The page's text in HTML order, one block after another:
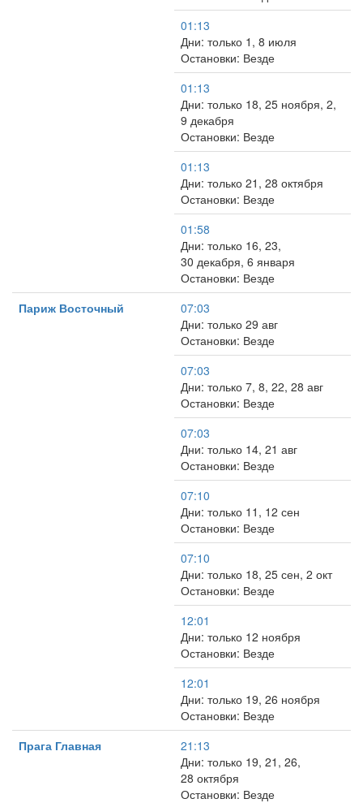
01:13
Дни: только 1, 8 июля
Остановки: Везде
01:13
Дни: только 18, 25 ноября, 2,
9 декабря
Остановки: Везде
01:13
Дни: только 21, 28 октября
Остановки: Везде
01:58
Дни: только 16, 23,
30 декабря, 6 января
Остановки: Везде
Париж Восточный
07:03
Дни: только 29 авг
Остановки: Везде
07:03
Дни: только 7, 8, 22, 28 авг
Остановки: Везде
07:03
Дни: только 14, 21 авг
Остановки: Везде
07:10
Дни: только 11, 12 сен
Остановки: Везде
07:10
Дни: только 18, 25 сен, 2 окт
Остановки: Везде
12:01
Дни: только 12 ноября
Остановки: Везде
12:01
Дни: только 19, 26 ноября
Остановки: Везде
Прага Главная
21:13
Дни: только 19, 21, 26,
28 октября
Остановки: Везде